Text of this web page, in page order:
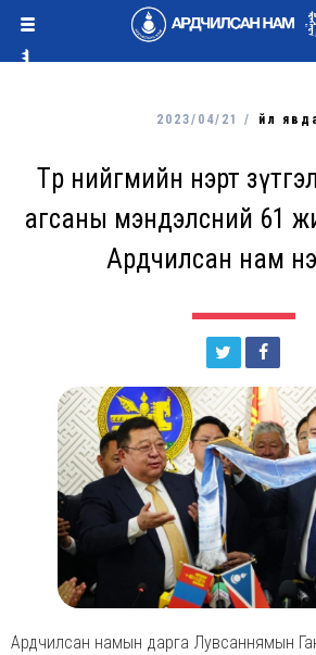
2023/04/21 / Үйл
Төр нийгмийн нэрт
агсаны мэндэлсний 61
Ардчилсан нам
Ардчилсан намын дарга Лувсаннямын